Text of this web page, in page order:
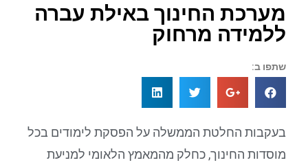
מערכת החינוך באילת עברה
ללמידה מרחוק
שתפו ב:
בעקבות החלטת הממשלה על הפסקת לימודים בכל
מוסדות החינוך, כחלק מהמאמץ הלאומי למניעת